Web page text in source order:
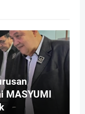
MASYUMI